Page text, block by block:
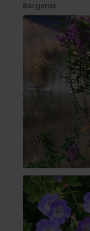
Bergenia